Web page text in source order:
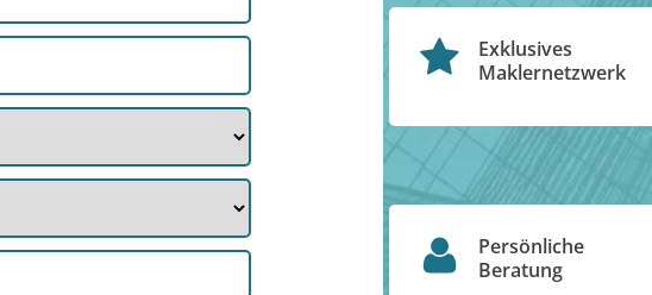
Exklusives
Maklernetzwerk
Persönliche
Beratung